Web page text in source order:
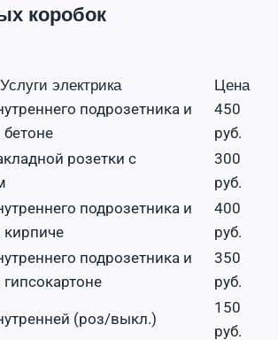
коробок
Услуги электрика Цена
подрозетника и
450
руб.
розетки с
300
руб.
подрозетника и
400
руб.
подрозетника и
350
руб.
(роз/выкл.)
150
руб.